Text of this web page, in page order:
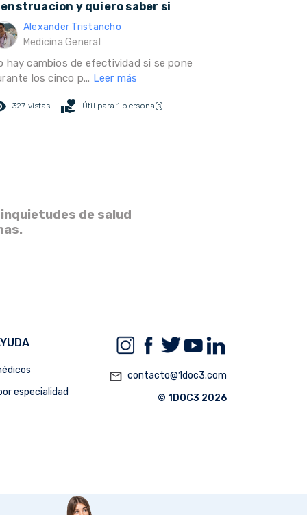
y quiero saber si
Alexander Tristancho
Medicina General
hay cambios de efectividad si se pone
los cinco p... Leer más
327 vistas volunteer_activism Útil para 1 persona(s)
de salud
especialidad
mail_outline contacto@1doc3.com
© 1DOC3 2026